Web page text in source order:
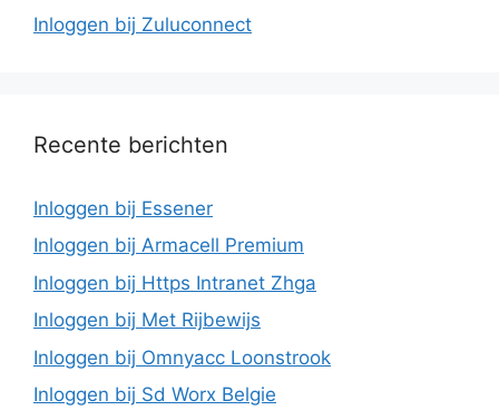
Inloggen bij Zuluconnect
Recente berichten
Inloggen bij Essener
Inloggen bij Armacell Premium
Inloggen bij Https Intranet Zhga
Inloggen bij Met Rijbewijs
Inloggen bij Omnyacc Loonstrook
Inloggen bij Sd Worx Belgie